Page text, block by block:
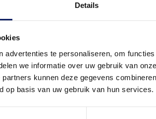
Details
advertenties te personaliseren, om
we informatie over uw gebruik van
kunnen deze gegevens
op basis van uw gebruik van hun services.